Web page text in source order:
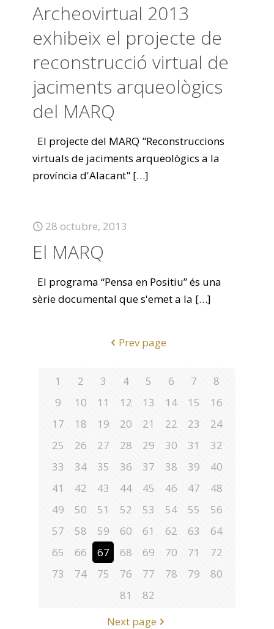
Archeovirtual 2013
exhibeix el projecte de
reconstrucció virtual de
jaciments arqueològics
del MARQ
El projecte del MARQ "Reconstruccions
virtuals de jaciments arqueològics a la
província d'Alacant" […]
28 octubre, 2013
El MARQ
El programa “Pensa en Positiu” és una
sèrie documental que s'emet a la […]
Prev page
1 2 3 4 5 6 7
8
9
10 11 12 13 14 15
16
17
18 19 20 21 22 23
24
25
26 27 28 29 30 31
32
33
34 35 36 37 38 39
40
41
42 43 44 45 46 47
48
49
50 51 52 53 54 55
56
57
58 59 60 61 62 63
64
65
66 67 68 69 70 71
72
73
74 75 76 77 78 79
80
81
82
Next page